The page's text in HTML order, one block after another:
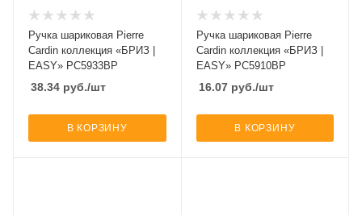
Ручка шариковая Pierre
Cardin коллекция «БРИЗ |
EASY» PC5933BP
38.34 руб./шт
В КОРЗИНУ
Ручка шариковая Pierre
Cardin коллекция «БРИЗ |
EASY» PC5910BP
16.07руб./шт
В КОРЗИНУ